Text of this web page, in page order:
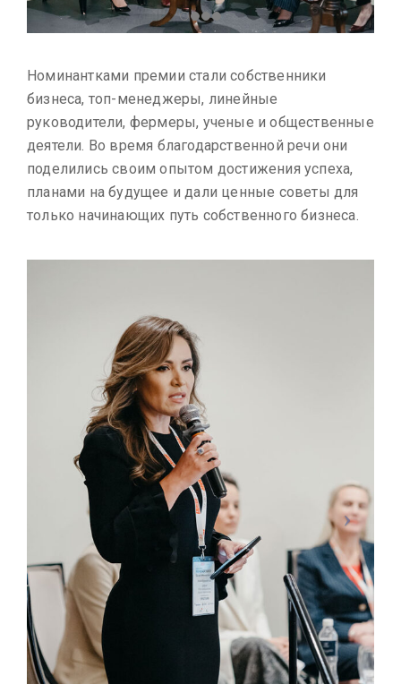
Номинантками премии стали собственники
бизнеса, топ-менеджеры, линейные
руководители, фермеры, ученые и общественные
деятели. Во время благодарственной речи они
поделились своим опытом достижения успеха,
планами на будущее и дали ценные советы для
только начинающих путь собственного бизнеса.